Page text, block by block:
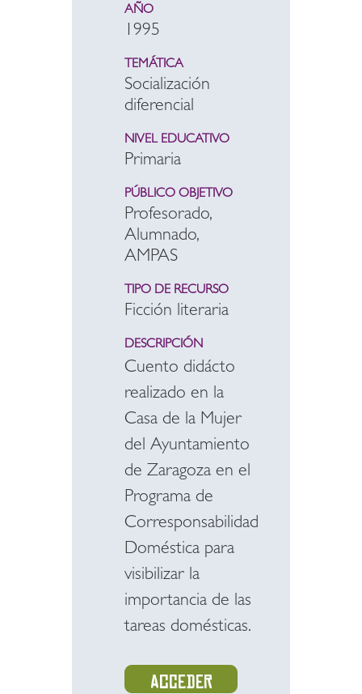
AÑO
1995
TEMÁTICA
Socialización
diferencial
NIVEL EDUCATIVO
Primaria
PÚBLICO OBJETIVO
Profesorado,
Alumnado,
AMPAS
TIPO DE RECURSO
Ficción literaria
DESCRIPCIÓN
Cuento didácto
realizado en la
Casa de la Mujer
del Ayuntamiento
de Zaragoza en el
Programa de
Corresponsabilidad
Doméstica para
visibilizar la
importancia de las
tareas domésticas.
Acceder